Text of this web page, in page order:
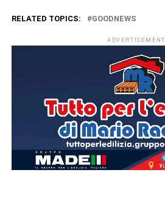
RELATED TOPICS: GOODNEWS
ADVERTISEMENT